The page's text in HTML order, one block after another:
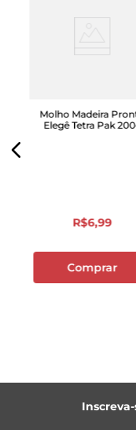
Molho Madeira
Elegê Tetra Pak
R$6,99
Comprar